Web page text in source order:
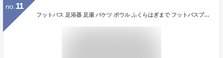
no. 11
フットバス 足浴器 足湯 バケツ ボウル ふくらはぎまで フットバスプロ 幅35cm×奥行35cm×高さ30cm 足浴桶 フットバス器 フットケア ネイルサロン エステサロン